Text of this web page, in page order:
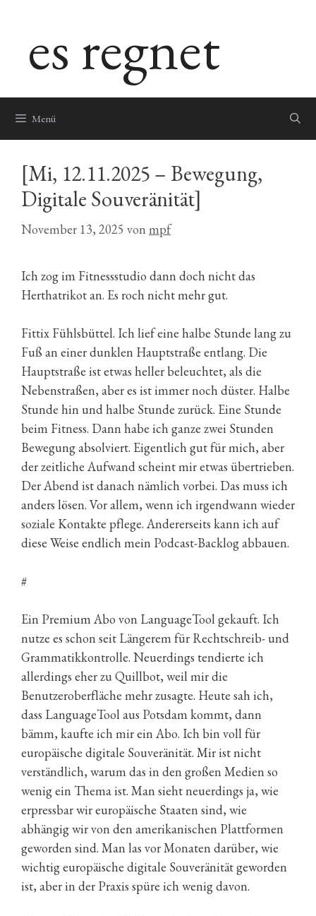
springenes regnet
Menü
[Mi, 12.11.2025 – Bewegung,
Digitale Souveränität]
November 13, 2025 von mpf
Ich zog im Fitnessstudio dann doch nicht das
Herthatrikot an. Es roch nicht mehr gut.
Fittix Fühlsbüttel. Ich lief eine halbe Stunde lang zu
Fuß an einer dunklen Hauptstraße entlang. Die
Hauptstraße ist etwas heller beleuchtet, als die
Nebenstraßen, aber es ist immer noch düster. Halbe
Stunde hin und halbe Stunde zurück. Eine Stunde
beim Fitness. Dann habe ich ganze zwei Stunden
Bewegung absolviert. Eigentlich gut für mich, aber
der zeitliche Aufwand scheint mir etwas übertrieben.
Der Abend ist danach nämlich vorbei. Das muss ich
anders lösen. Vor allem, wenn ich irgendwann wieder
soziale Kontakte pflege. Andererseits kann ich auf
diese Weise endlich mein Podcast-Backlog abbauen.
#
Ein Premium Abo von LanguageTool gekauft. Ich
nutze es schon seit Längerem für Rechtschreib- und
Grammatikkontrolle. Neuerdings tendierte ich
allerdings eher zu Quillbot, weil mir die
Benutzeroberfläche mehr zusagte. Heute sah ich,
dass LanguageTool aus Potsdam kommt, dann
bämm, kaufte ich mir ein Abo. Ich bin voll für
europäische digitale Souveränität. Mir ist nicht
verständlich, warum das in den großen Medien so
wenig ein Thema ist. Man sieht neuerdings ja, wie
erpressbar wir europäische Staaten sind, wie
abhängig wir von den amerikanischen Plattformen
geworden sind. Man las vor Monaten darüber, wie
wichtig europäische digitale Souveränität geworden
ist, aber in der Praxis spüre ich wenig davon.